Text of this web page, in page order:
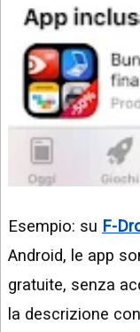
Esempio: su F-
Android, le app
gratuite, senza
la descrizione